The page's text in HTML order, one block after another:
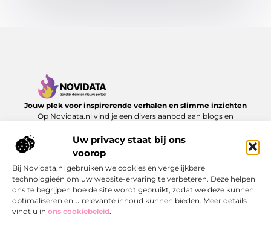
Uw privacy staat bij ons
voorop
Bij Novidata.nl gebruiken we cookies en vergelijkbare
technologieën om uw website-ervaring te verbeteren. Deze helpen
ons te begrijpen hoe de site wordt gebruikt, zodat we deze kunnen
optimaliseren en u relevante inhoud kunnen bieden. Meer details
vindt u in ons cookiebeleid.
Jouw plek voor inspirerende verhalen en slimme inzichten
Op Novidata.nl vind je een divers aanbod aan blogs en
adviezen tot verrassende perspectieven. Laat je inspireren en
ontdek content die echt waarde toevoegt.
Onze informatie
Bericht categorie